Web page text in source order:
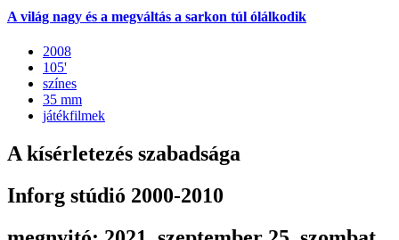
A világ nagy és a megváltás a sarkon túl ólálkodik
2008
105'
színes
35 mm
játékfilmek
A kísérletezés szabadsága
Inforg stúdió 2000-2010